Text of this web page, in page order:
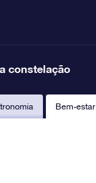
constelação
Bem-estar